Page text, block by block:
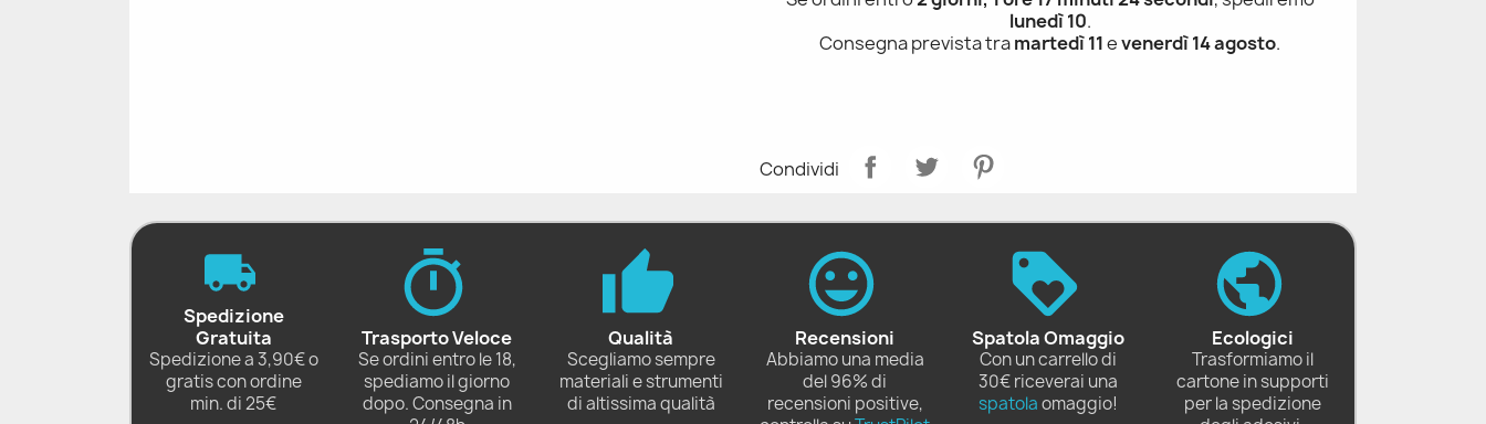
lunedì 10.
Consegna prevista tramartedì 11evenerdì 14 agosto.
Condividi
Spedizione
Gratuita
Spedizione a 3,90€ o
gratis con ordine
min. di 25€
Trasporto Veloce
Se ordini entro le 18,
spediamo il giorno
dopo. Consegna in
Qualità
Scegliamo sempre
materiali e strumenti
di altissima qualità
Recensioni
Abbiamo una media
del 96% di
recensioni positive,
Spatola Omaggio
Con un carrello di
30€ riceverai una
spatolaomaggio!
Ecologici
Trasformiamo il
cartone in supporti
per la spedizione